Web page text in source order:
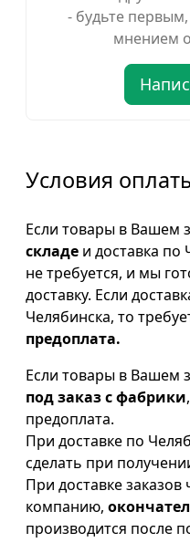
- будьте
мнением
Условия
Если товары в Вашем
складе и доставка по
не требуется, и мы
доставку. Если
Челябинска, то
предоплата.
Если товары в Вашем
под заказ с фабрики
предоплата.
При доставке по
сделать при
При доставке
компанию,
производится после